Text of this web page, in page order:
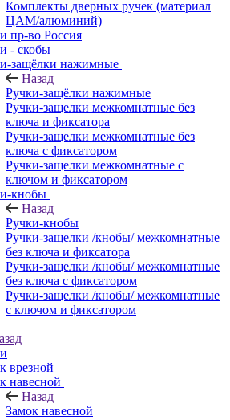
Комплекты дверных ручек (материал
ЦАМ/алюминий)
пр-во Россия
- скобы
защёлки нажимные
Назад
Ручки-защёлки нажимные
Ручки-защелки межкомнатные без
ключа и фиксатора
Ручки-защелки межкомнатные без
ключа с фиксатором
Ручки-защелки межкомнатные с
ключом и фиксатором
кнобы
Назад
Ручки-кнобы
Ручки-защелки /кнобы/ межкомнатные
без ключа и фиксатора
Ручки-защелки /кнобы/ межкомнатные
без ключа с фиксатором
Ручки-защелки /кнобы/ межкомнатные
с ключом и фиксатором
врезной
навесной
Назад
Замок навесной